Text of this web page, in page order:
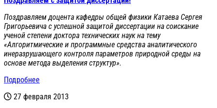
Поздравляем доцента кафедры общей физики Катаева Сергея
Григорьевича с успешной защитой диссертации на соискание
ученой степени доктора технических наук на тему
«Алгоритмические и программные средства аналитического
инеразрушающего контроля параметров природной среды на
основе метода выделения структур».
Подробнее
27 февраля 2013